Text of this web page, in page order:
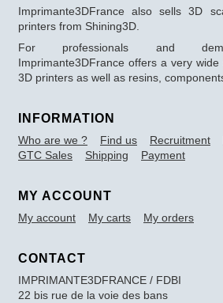
Imprimante3DFrance also sells 3D
printers from Shining3D.
For professionals and
Imprimante3DFrance offers a very
3D printers as well as resins,
INFORMATION
Who are we ? Find us Recruitment
GTC Sales
Shipping Payment
MY ACCOUNT
My account My carts My orders
CONTACT
IMPRIMANTE3DFRANCE / FDBI
22 bis rue de la voie des bans